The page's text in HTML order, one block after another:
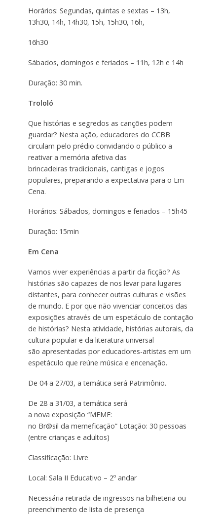
Horários: Segundas, quintas e sextas – 13h,
13h30, 14h, 14h30, 15h, 15h30, 16h,
16h30
Sábados, domingos e feriados – 11h, 12h e 14h
Duração: 30 min.
Trololó
Que histórias e segredos as canções podem
guardar? Nesta ação, educadores do CCBB
circulam pelo prédio convidando o público a
reativar a memória afetiva das
brincadeiras tradicionais, cantigas e jogos
populares, preparando a expectativa para o Em
Cena.
Horários: Sábados, domingos e feriados – 15h45
Duração: 15min
Em Cena
Vamos viver experiências a partir da ficção? As
histórias são capazes de nos levar para lugares
distantes, para conhecer outras culturas e visões
de mundo. E por que não vivenciar conceitos das
exposições através de um espetáculo de contação
de histórias? Nesta atividade, histórias autorais, da
cultura popular e da literatura universal
são apresentadas por educadores-artistas em um
espetáculo que reúne música e encenação.
De 04 a 27/03, a temática será Patrimônio.
De 28 a 31/03, a temática será
a nova exposição “MEME:
no Br@sil da memeficação” Lotação: 30 pessoas
(entre crianças e adultos)
Classificação: Livre
Local: Sala II Educativo – 2º andar
Necessária retirada de ingressos na bilheteria ou
preenchimento de lista de presença